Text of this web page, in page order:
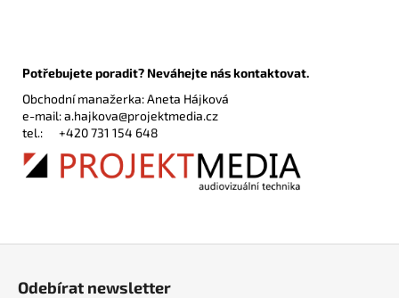
Potřebujete poradit? Neváhejte nás kontaktovat.
Obchodní manažerka: Aneta Hájková
e-mail:a.hajkova@projektmedia.cz
tel.: +420 731 154 648
Odebírat newsletter